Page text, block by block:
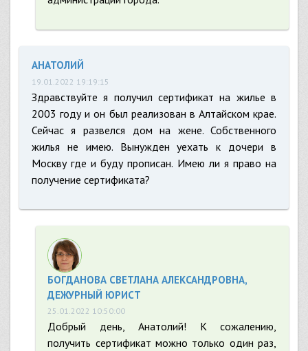
АНАТОЛИЙ
19.01.2022 19:19:15
Здравствуйте я получил сертификат на жилье в
2003 году и он был реализован в Алтайском крае.
Сейчас я развелся дом на жене. Собственного
жилья не имею. Вынужден уехать к дочери в
Москву где и буду прописан. Имею ли я право на
получение сертификата?
БОГДАНОВА СВЕТЛАНА АЛЕКСАНДРОВНА,
ДЕЖУРНЫЙ ЮРИСТ
25.01.2022 10:50:00
Добрый день, Анатолий! К сожалению,
получить сертификат можно только один раз,